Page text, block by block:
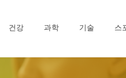
건강 과학 기술 스